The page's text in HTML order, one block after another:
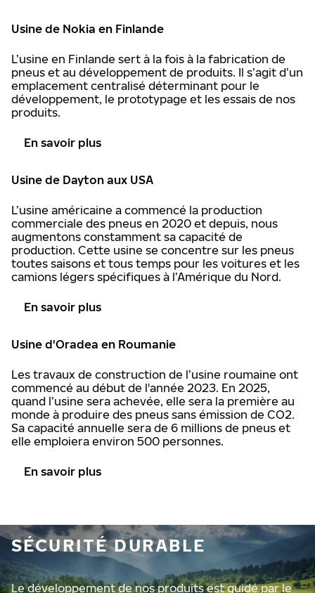
Usine de Nokia en Finlande
L’usine en Finlande sert à la fois à la fabrication de
pneus et au développement de produits. Il s’agit d’un
emplacement centralisé déterminant pour le
développement, le prototypage et les essais de nos
produits.
En savoir plus
Usine de Dayton aux USA
L’usine américaine a commencé la production
commerciale des pneus en 2020 et depuis, nous
augmentons constamment sa capacité de
production. Cette usine se concentre sur les pneus
toutes saisons et tous temps pour les voitures et les
camions légers spécifiques à l’Amérique du Nord.
En savoir plus
Usine d'Oradea en Roumanie
Les travaux de construction de l’usine roumaine ont
commencé au début de l'année 2023. En 2025,
quand l’usine sera achevée, elle sera la première au
monde à produire des pneus sans émission de CO2.
Sa capacité annuelle sera de 6 millions de pneus et
elle emploiera environ 500 personnes.
En savoir plus
SÉCURITÉ DURABLE
Le développement de nos produits est guidé par le